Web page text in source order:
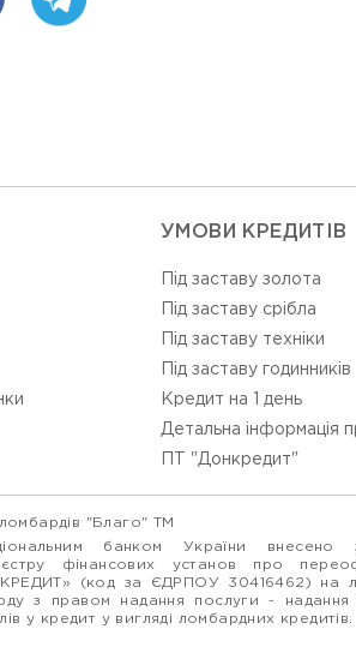
УМОВИ КРЕДИТІВ
Під заставу золота
Під заставу срібла
Під заставу техніки
Під заставу годинників
Кредит на 1 день
Детальна інформація
ПТ "Донкредит"
"Благо" ТМ
банком України внесено
фінансових установ про
(код за ЄДРПОУ 30416462) на
з правом надання послуги - надання
у кредит у вигляді ломбардних кредитів.